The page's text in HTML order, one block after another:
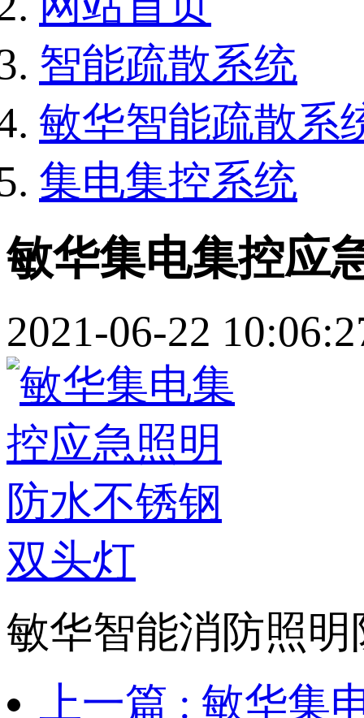
智能疏散系统
敏华智能疏散系
集电集控系统
敏华集电集控应
2021-06-22
敏华智能消防照
上一篇 : 敏华集